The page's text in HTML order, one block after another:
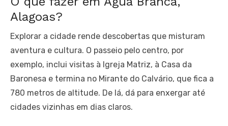
Alagoas?
Explorar a cidade rende descobertas que misturam
aventura e cultura. O passeio pelo centro, por
exemplo, inclui visitas à Igreja Matriz, à Casa da
Baronesa e termina no Mirante do Calvário, que fica a
780 metros de altitude. De lá, dá para enxergar até
cidades vizinhas em dias claros.